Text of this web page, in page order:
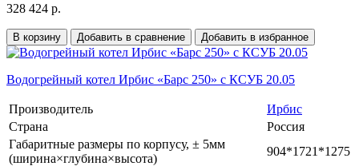
328 424 р.
В корзину Добавить в сравнение Добавить в избранное
Водогрейный котел Ирбис «Барс 250» с КСУБ 20.05
Производитель
Ирбис
Страна
Россия
Габаритные размеры по корпусу, ± 5мм
(ширина×глубина×высота)
904*1721*1275